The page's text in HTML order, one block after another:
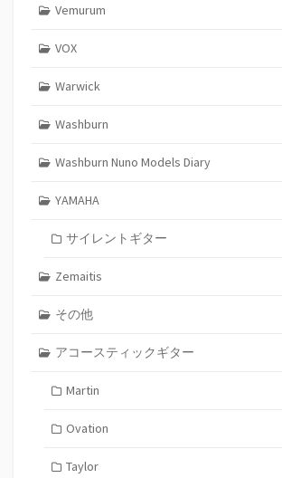
Vemurum
VOX
Warwick
Washburn
Washburn Nuno Models Diary
YAMAHA
サイレントギター
Zemaitis
その他
アコースティックギター
Martin
Ovation
Taylor